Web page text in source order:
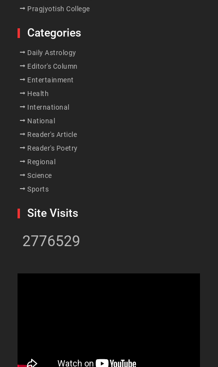
Pragjyotish College
Categories
Daily Astrology
Editor's Column
Entertainment
Health
International
National
Reader's Article
Reader's Poetry
Regional
Science
Sports
Site Visits
2776529